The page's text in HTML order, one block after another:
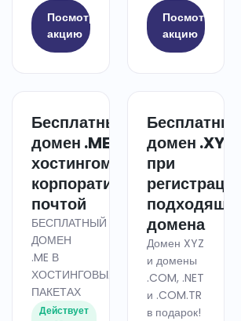
Посмотреть
акцию
Посмотреть
акцию
Бесплатный
домен .ME с
хостингом и
корпоративной
почтой
ХОСТИНГ
БЕСПЛАТНЫЙ
ДОМЕН
.ME В
ХОСТИНГОВЫХ
ПАКЕТАХ
Действует
Бесплатный
домен .XYZ
при
регистрации
подходящего
домена
Домен XYZ
и домены
.COM, .NET
и .COM.TR
в подарок!